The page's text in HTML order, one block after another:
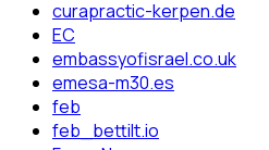
curapractic-kerpen.de
EC
embassyofisrael.co.uk
emesa-m30.es
feb
feb_bettilt.io